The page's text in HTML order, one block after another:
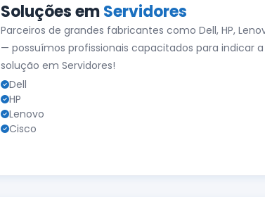
Soluções emServidores
Parceiros de grandes fabricantes como Dell, HP,
— possuímos profissionais capacitados para indicar
solução em Servidores!
Dell
HP
Lenovo
Cisco